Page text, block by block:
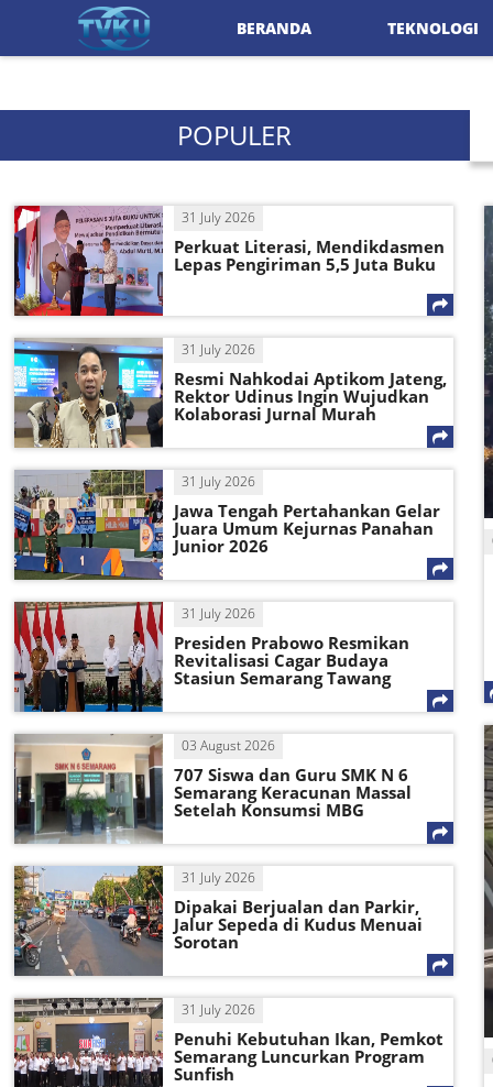
BERANDA TEKNOLOGI
POPULER
31 July 2026
Perkuat Literasi, Mendikdasmen
Lepas Pengiriman 5,5 Juta Buku
31 July 2026
Resmi Nahkodai Aptikom Jateng,
Rektor Udinus Ingin Wujudkan
Kolaborasi Jurnal Murah
31 July 2026
Jawa Tengah Pertahankan Gelar
Juara Umum Kejurnas Panahan
Junior 2026
31 July 2026
Presiden Prabowo Resmikan
Revitalisasi Cagar Budaya
Stasiun Semarang Tawang
03 August 2026
707 Siswa dan Guru SMK N 6
Semarang Keracunan Massal
Setelah Konsumsi MBG
31 July 2026
Dipakai Berjualan dan Parkir,
Jalur Sepeda di Kudus Menuai
Sorotan
31 July 2026
Penuhi Kebutuhan Ikan, Pemkot
Semarang Luncurkan Program
Sunfish